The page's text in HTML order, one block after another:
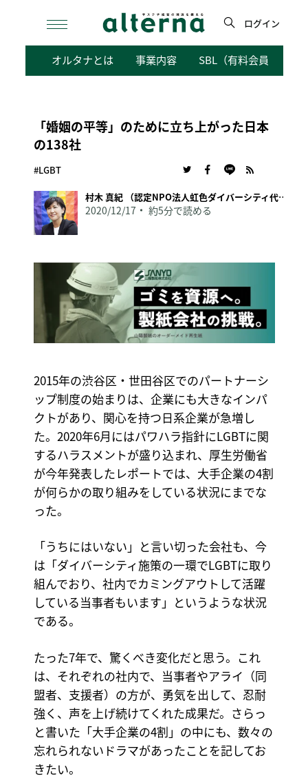
検
ログイン
オルタナとは 事業内容 SBL（有料会員向けサ
「婚姻の平等」のために立ち上がった日本
の138社
#LGBT
村木 真紀 （認定NPO法人虹色ダイバーシティ代表理事）
2020/12/17 約5分で読める
2015年の渋谷区・世田谷区でのパートナーシ
ップ制度の始まりは、企業にも大きなインパ
クトがあり、関心を持つ日系企業が急増し
た。2020年6月にはパワハラ指針にLGBTに関
するハラスメントが盛り込まれ、厚生労働省
が今年発表したレポートでは、大手企業の4割
が何らかの取り組みをしている状況にまでな
った。
「うちにはいない」と言い切った会社も、今
は「ダイバーシティ施策の一環でLGBTに取り
組んでおり、社内でカミングアウトして活躍
している当事者もいます」というような状況
である。
たった7年で、驚くべき変化だと思う。これ
は、それぞれの社内で、当事者やアライ（同
盟者、支援者）の方が、勇気を出して、忍耐
強く、声を上げ続けてくれた成果だ。さらっ
と書いた「大手企業の4割」の中にも、数々の
忘れられないドラマがあったことを記してお
きたい。